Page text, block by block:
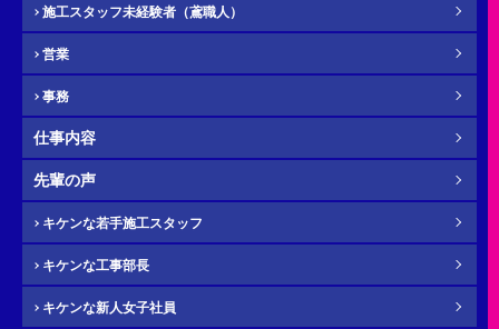
ふりがな
必須 電話番号（携帯）
施工スタッフ未経験者（鳶職人）
営業
事務
仕事内容
先輩の声
キケンな若手施工スタッフ
キケンな工事部長
キケンな新人女子社員